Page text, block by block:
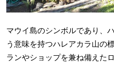
マウイ島のシンボルであり、
う意味を持つハレアカラ山の
ランやショップを兼ね備えた